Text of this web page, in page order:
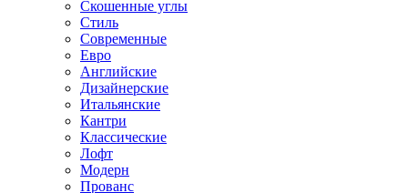
Скошенные углы
Стиль
Современные
Евро
Английские
Дизайнерские
Итальянские
Кантри
Классические
Лофт
Модерн
Прованс